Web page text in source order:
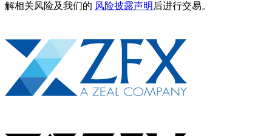
解相关风险及我们的 风险披露声明 后进行交易。